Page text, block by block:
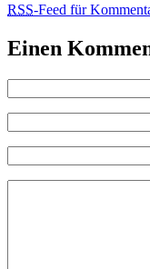
RSS-Feed für
Einen